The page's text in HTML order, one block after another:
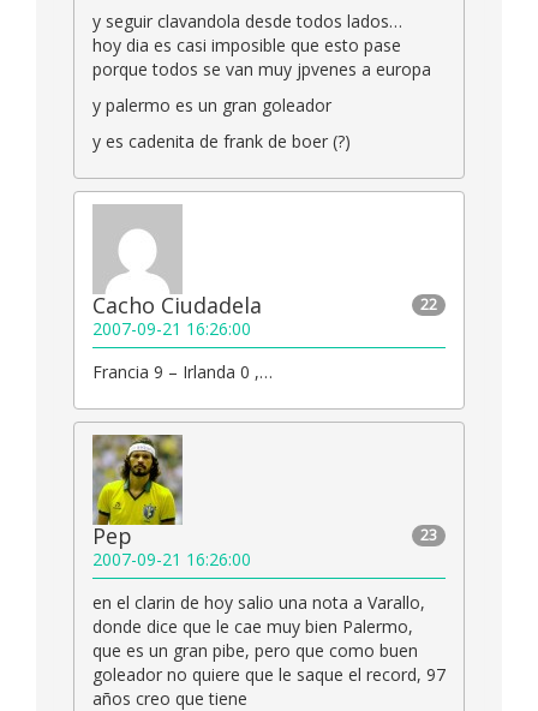
y seguir clavandola desde todos lados…
hoy dia es casi imposible que esto pase
porque todos se van muy jpvenes a europa
y palermo es un gran goleador
y es cadenita de frank de boer (?)
22
Cacho Ciudadela
2007-09-21 16:26:00
Francia 9 – Irlanda 0 ,…
23
Pep
2007-09-21 16:26:00
en el clarin de hoy salio una nota a Varallo,
donde dice que le cae muy bien Palermo,
que es un gran pibe, pero que como buen
goleador no quiere que le saque el record, 97
años creo que tiene